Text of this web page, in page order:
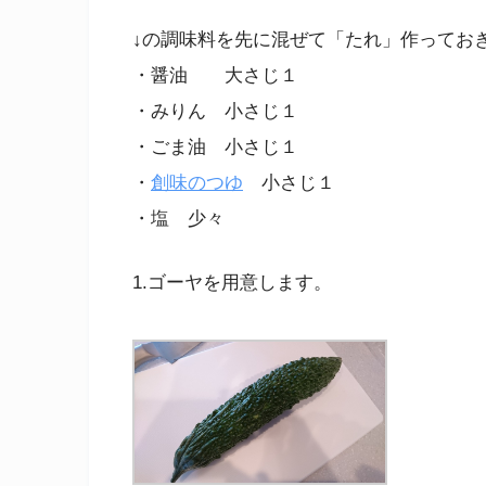
↓の調味料を先に混ぜて「たれ」作ってお
・醤油 大さじ１
・みりん 小さじ１
・ごま油 小さじ１
・ 創味のつゆ 小さじ１
・塩 少々
1.ゴーヤを用意します。